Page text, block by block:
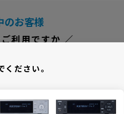
のお客様
利用ですか ／
ださい。